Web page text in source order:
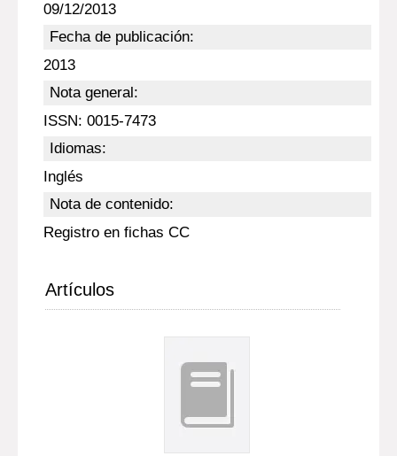
09/12/2013
Fecha de publicación:
2013
Nota general:
ISSN: 0015-7473
Idiomas:
Inglés
Nota de contenido:
Registro en fichas CC
Artículos